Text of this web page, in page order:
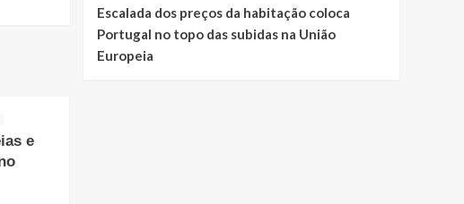
e
Escalada dos preços da habitação coloca
Portugal no topo das subidas na União
Europeia